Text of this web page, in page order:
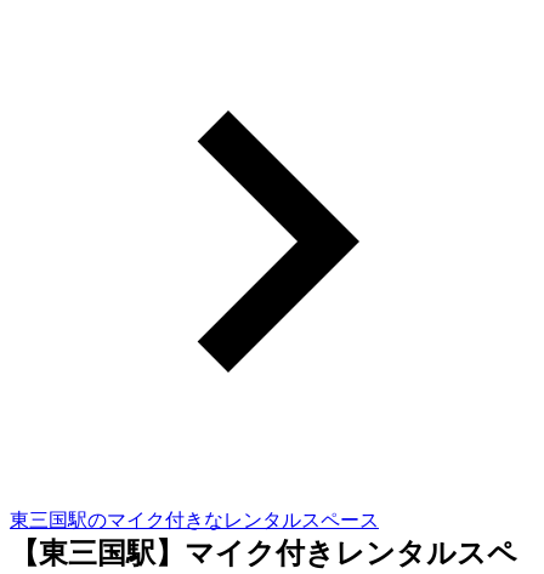
東三国駅のマイク付きなレンタルスペース
【東三国駅】マイク付きレンタルスペ